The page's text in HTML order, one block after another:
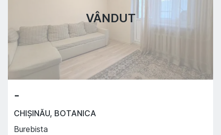
VÂNDUT
-
CHIȘINĂU, BOTANICA
Burebista